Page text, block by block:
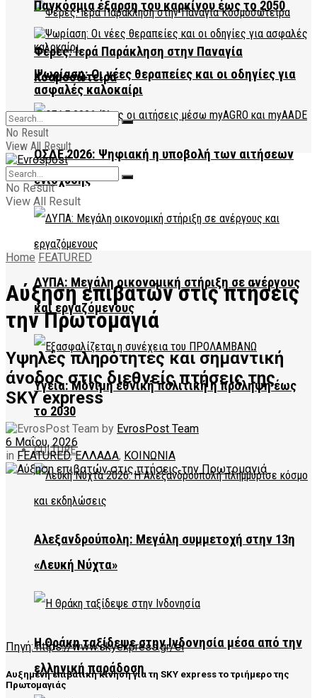
Φέρες: Ιερά Παράκληση στην Παναγία
Κοσμοσώτειρα
ΟΣΔΕ 2026: Ψηφιακή η υποβολή των αιτήσεων
ενίσχυσης
ΔΥΠΑ: Μεγάλη οικονομική στήριξη σε ανέργους
και εργαζόμενους
Υγεία: Μόνιμη εθνική πολιτική η πρόληψη έως
το 2030
CULTURE
Αλεξανδρούπολη: Μεγάλη συμμετοχή στην 13η
«Λευκή Νύχτα»
Η Θράκη ταξίδεψε στην Ινδονησία μέσα από την
ελληνική παράδοση
Παγκόσμια έξαρση του καρκίνου έως το 2050
Ψωρίαση: Οι νέες θεραπείες και οι οδηγίες για
ασφαλές καλοκαίρι
No Result
View All Result
No Result
View All Result
Home FEATURED
Αύξηση επιβατών στις πτήσεις
την Πρωτομαγιά
Υψηλές πληρότητες και σημαντική
άνοδος στις διεθνείς πτήσεις της
SKY express
by EvrosPost Team
6 Μαΐου, 2026
in FEATURED,ΕΛΛΑΔΑ, ΚΟΙΝΩΝΙΑ
Πηγή: https://www.skyexpress.gr/el
Αυξημένη επιβατική κίνηση για τη SKY express το τριήμερο της
Πρωτομαγιάς